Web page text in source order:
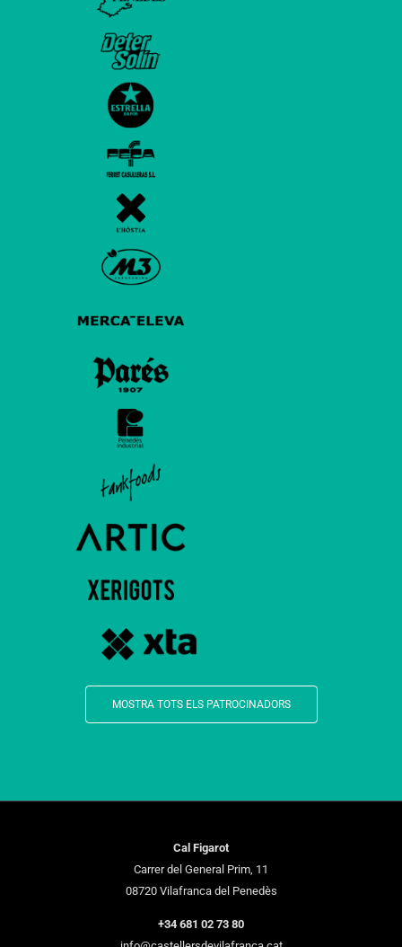
MOSTRA TOTS ELS PATROCINADORS
Cal Figarot
Carrer del General Prim, 11
08720 Vilafranca del Penedès
+34 681 02 73 80